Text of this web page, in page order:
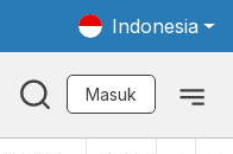
Indonesia
Masuk